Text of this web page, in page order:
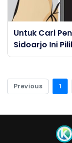
Untuk Cari
Sidoarjo Ini
Previous 1